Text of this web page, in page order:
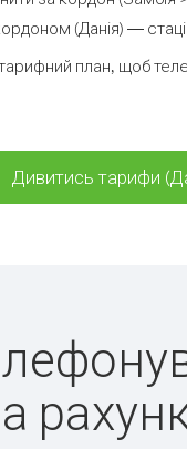
(Данія) —
план, щоб
Дивитись тарифи